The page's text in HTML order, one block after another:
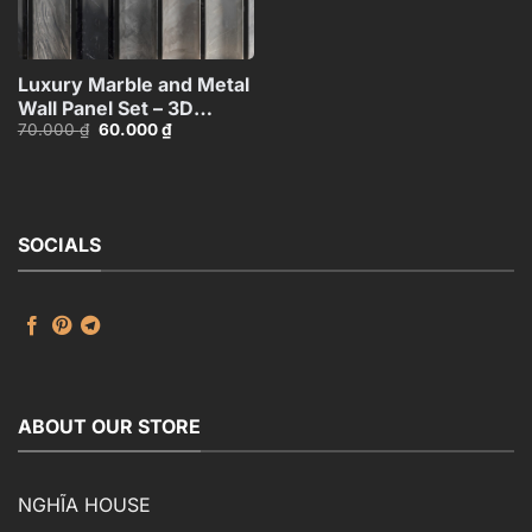
Luxury Marble and Metal
Wall Panel Set – 3D
Model_102195636
70.000₫ Giá
60.000₫Giá
hiện
SOCIALS
ABOUT OUR STORE
NGHĨA HOUSE